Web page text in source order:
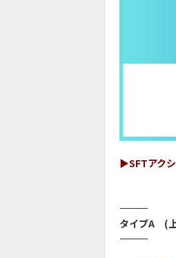
▶︎SFTアク
――――――――――――――――――――――――――――――――
タイプA (
――――――――――――――――――――――――――――――――